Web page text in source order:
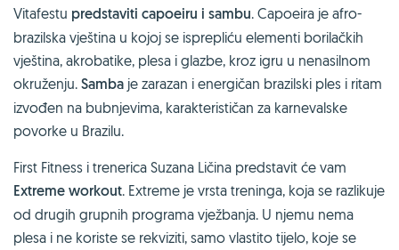
Vitafestu predstaviti capoeiru i sambu. Capoeira je afro-
brazilska vještina u kojoj se isprepliću elementi borilačkih
vještina, akrobatike, plesa i glazbe, kroz igru u nenasilnom
okruženju. Samba je zarazan i energičan brazilski ples i ritam
izvođen na bubnjevima, karakterističan za karnevalske
povorke u Brazilu.
First Fitness i trenerica Suzana Ličina predstavit će vam
Extreme workout. Extreme je vrsta treninga, koja se razlikuje
od drugih grupnih programa vježbanja. U njemu nema
plesa i ne koriste se rekviziti, samo vlastito tijelo, koje se